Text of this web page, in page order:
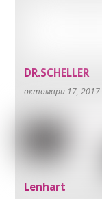
DR.SCHELLER
октомври 17, 2017
Lenhart